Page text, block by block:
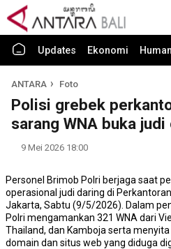
Updates Ekonomi
ANTARA Foto
Polisi grebek
sarang WNA buka judi
9 Mei 2026 18:00
Personel Brimob Polri berjaga saat
operasional judi daring di
Jakarta, Sabtu (9/5/2026). Dalam
Polri mengamankan 321 WNA dari
Thailand, dan Kamboja serta
domain dan situs web yang diduga